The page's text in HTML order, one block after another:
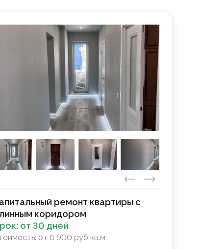
ремонт квартиры с
коридором
от 30 дней
от 6 900 руб кв.м